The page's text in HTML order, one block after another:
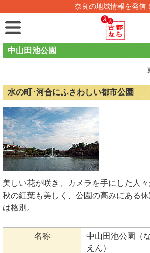
奈良の地域情報を発信！
中山田池公園
水の町･河合にふさわしい都市公園
美しい花が咲き、カメラを手にした人
秋の紅葉も美しく、公園の高みにある
は格別。
名称
中山田池公園（
えん）